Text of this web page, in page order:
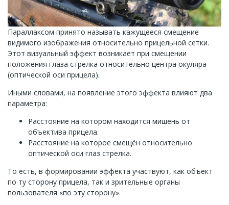
Параллаксом принято называть кажущееся смещение
видимого изображения относительно прицельной сетки.
Этот визуальный эффект возникает при смещении
положения глаза стрелка относительно центра окуляра
(оптической оси прицела).
Иными словами, на появление этого эффекта влияют два
параметра:
Расстояние на котором находится мишень от
объектива прицела.
Расстояние на которое смещён относительно
оптической оси глаз стрелка.
То есть, в формировании эффекта участвуют, как объект
по ту сторону прицела, так и зрительные органы
пользователя «по эту сторону».